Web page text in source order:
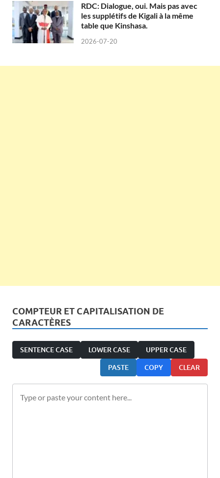
RDC: Dialogue, oui. Mais pas avec
les supplétifs de Kigali à la même
table que Kinshasa.
2026-07-20
COMPTEUR ET CAPITALISATION DE
CARACTÈRES
SENTENCE CASE LOWER CASE UPPER CASE
PASTE COPY CLEAR